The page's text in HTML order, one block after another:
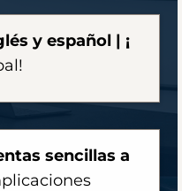
y español | ¡
sencillas a